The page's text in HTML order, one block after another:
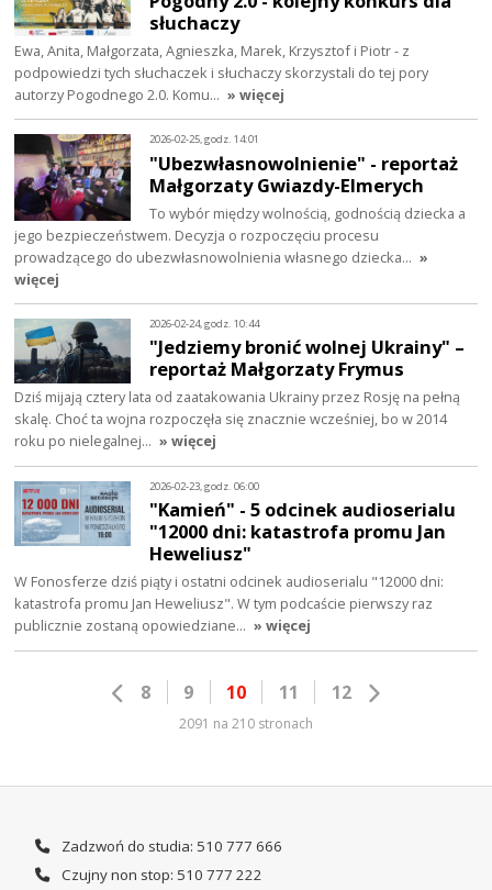
słuchaczy
Ewa, Anita, Małgorzata, Agnieszka, Marek, Krzysztof i Piotr - z
podpowiedzi tych słuchaczek i słuchaczy skorzystali do tej pory
autorzy Pogodnego 2.0. Komu… » więcej
2026-02-25, godz. 14:01
"Ubezwłasnowolnienie" - reportaż
Małgorzaty Gwiazdy-Elmerych
To wybór między wolnością, godnością dziecka a
jego bezpieczeństwem. Decyzja o rozpoczęciu procesu
prowadzącego do ubezwłasnowolnienia własnego dziecka… »
więcej
2026-02-24, godz. 10:44
"Jedziemy bronić wolnej Ukrainy" –
reportaż Małgorzaty Frymus
Dziś mijają cztery lata od zaatakowania Ukrainy przez Rosję na pełną
skalę. Choć ta wojna rozpoczęła się znacznie wcześniej, bo w 2014
roku po nielegalnej… » więcej
2026-02-23, godz. 06:00
"Kamień" - 5 odcinek audioserialu
"12000 dni: katastrofa promu Jan
Heweliusz"
W Fonosferze dziś piąty i ostatni odcinek audioserialu "12000 dni:
katastrofa promu Jan Heweliusz". W tym podcaście pierwszy raz
publicznie zostaną opowiedziane… » więcej
8 9 10 11 12
2091 na 210 stronach
Zadzwoń do studia: 510 777 666
Czujny non stop: 510 777 222